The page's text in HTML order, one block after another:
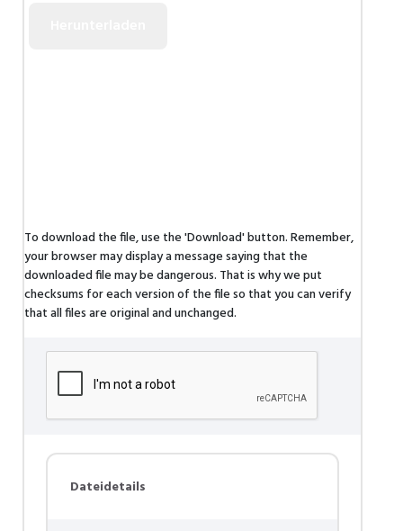
To download the file, use the 'Download' button. Remember,
your browser may display a message saying that the
downloaded file may be dangerous. That is why we put
checksums for each version of the file so that you can verify
that all files are original and unchanged.
Dateidetails